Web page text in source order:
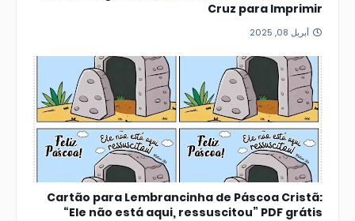
Cruz para Imprimir
أبريل 08, 2025
Cartão para Lembrancinha de Páscoa Cristã:
“Ele não está aqui, ressuscitou” PDF grátis